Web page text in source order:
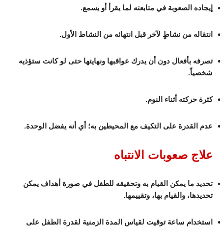
إيجاده الصعوبة في متابعته لما يقرأ أو يسمع.
انتقاله من نشاطٍ لآخر قبل انتهائه من النشاط الأول.
تصرفه بأفعال دون أن يدرك عواقبها ونهايتها حتى لو كانت ستؤذيه
شخصياً.
كثرة حركته أثناء النوم.
عدم القدرة على التكيف مع المحيطين به؛ أي أنه يفضل الوحدة.
علاج صعوبات الانتباه
تحديد ما يمكن القيام به وتحقيقه للطفل في صورة أهداف يمكن
تحديدها، والقيام بها، وتقييمها.
استخدام ساعة توقيت لقياس المدة الزمنية لقدرة الطفل على